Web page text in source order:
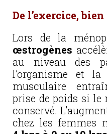
De l’exercice,
Lors de la
œstrogènes
au niveau des
l’organisme et
musculaire
prise de poids si le
conservé.
chez les femmes